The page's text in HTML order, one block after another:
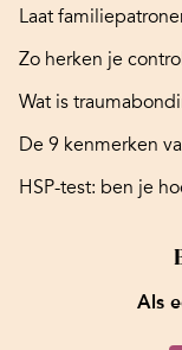
Laat
Zo herken je
Wat is
De 9 kenmerken
HSP-test: ben je
Als